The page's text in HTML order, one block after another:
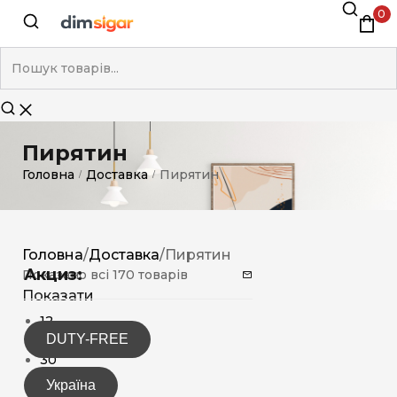
0
Пирятин
Головна / Доставка / Пирятин
Акциз:
DUTY-FREE
Україна
Головна/Доставка/Пирятин
Показано всі 170 товарів
Показати
12
15
30